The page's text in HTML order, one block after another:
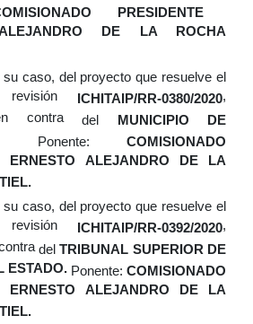
PRESIDENTE
DE LA ROCHA
su caso, del proyecto que resuelve el
revisión ICHITAIP/RR-0380/2020,
en contradel MUNICIPIO DE
Ponente: COMISIONADO
ERNESTO ALEJANDRO DE LA
su caso, del proyecto que resuelve el
revisión ICHITAIP/RR-0392/2020,
delTRIBUNAL SUPERIOR DE
ESTADO. Ponente: COMISIONADO
ERNESTO ALEJANDRO DE LA